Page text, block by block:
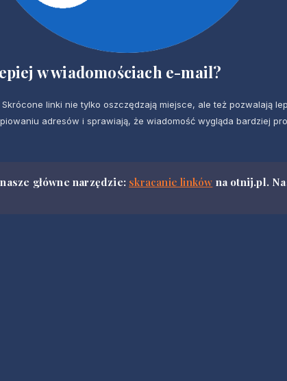
w wiadomościach e-mail?
linki nie tylko oszczędzają miejsce, ale też pozwalają
adresów i sprawiają, że wiadomość wygląda bardziej
główne narzędzie: skracanie linków na otnij.pl.